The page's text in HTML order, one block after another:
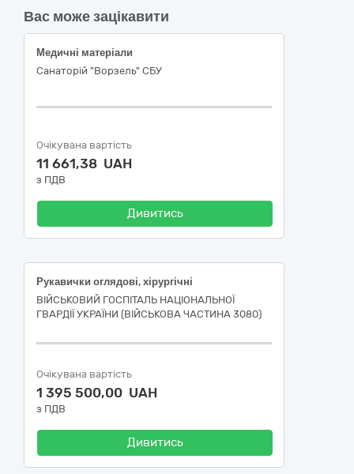
Вас може зацікавити
Медичні матеріали
Санаторій "Ворзель" СБУ
Очікувана вартість
11 661,38 UAH
з ПДВ
Дивитись
Рукавички оглядові, хірургічні
ВІЙСЬКОВИЙ ГОСПІТАЛЬ НАЦІОНАЛЬНОЇ
ГВАРДІЇ УКРАЇНИ (ВІЙСЬКОВА ЧАСТИНА 3080)
Очікувана вартість
1 395 500,00 UAH
з ПДВ
Дивитись